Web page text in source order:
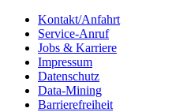
Kontakt/​​Anfahrt
Service-Anruf
Jobs & Karriere
Impres­sum
Daten­schutz
Data-Mining
Barrie­re­frei­heit